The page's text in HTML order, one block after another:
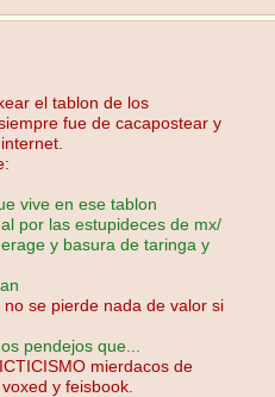
el tablon de los
fue de cacapostear y
vive en ese tablon
por las estupideces de mx/
y basura de taringa y
se pierde nada de valor si
pendejos que...
mierdacos de
y feisbook.